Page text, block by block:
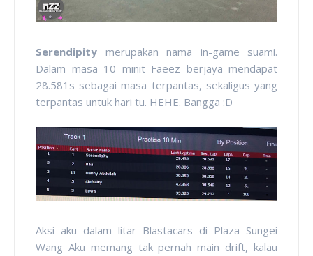
Serendipity merupakan nama in-game suami.
Dalam masa 10 minit Faeez berjaya mendapat
28.581s sebagai masa terpantas, sekaligus yang
terpantas untuk hari tu. HEHE. Bangga :D
Aksi aku dalam litar Blastacars di Plaza Sungei
Wang Aku memang tak pernah main drift, kalau